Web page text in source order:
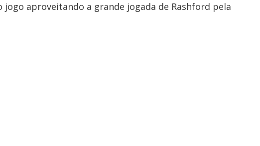
aproveitando a grande jogada de Rashford pela